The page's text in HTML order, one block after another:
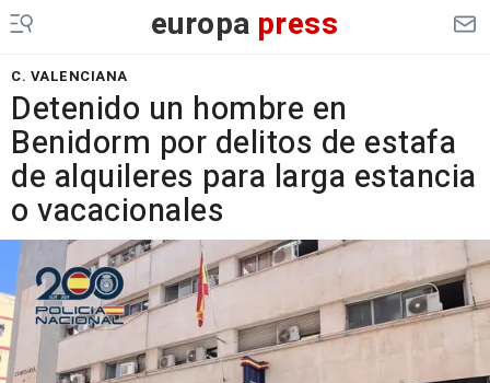
europa press
C. VALENCIANA
Detenido un hombre en
Benidorm por delitos de estafa
de alquileres para larga estancia
o vacacionales